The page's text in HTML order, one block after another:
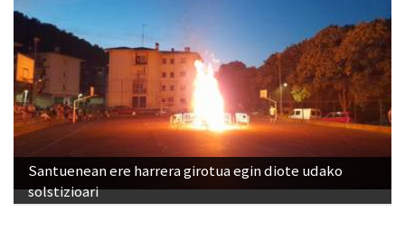
Santuenean ere harrera girotua egin diote udako
solstizioari